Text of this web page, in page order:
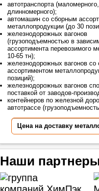
автотранспорта (маломерного,
длинномерного);
автомашин со сборным
металлопродукции (до 30
железнодорожных вагонов
(грузоподъемностью в
ассортимента перевозимого
10-65 тн);
железнодорожных вагонов со
ассортиментом
позиций);
железнодорожных вагонов
поставкой от заводов-
контейнеров по железной
автотрассе
Цена на доставку
Наши